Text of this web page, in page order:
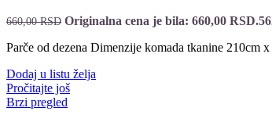
660,00RSD Originalna cena je bila: 660,00 RSD.
Parče od dezena Dimenzije komada tkanine 210cm
Dodaj u listu želja
Pročitajte još
Brzi pregled